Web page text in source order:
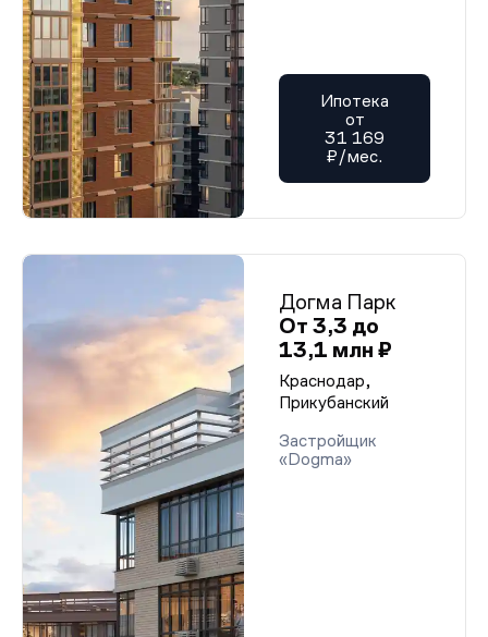
Ипотека
от
31 169
₽/мес.
Догма Парк
От 3,3 до
13,1 млн ₽
Краснодар,
Прикубанский
Застройщик
«Dogma»